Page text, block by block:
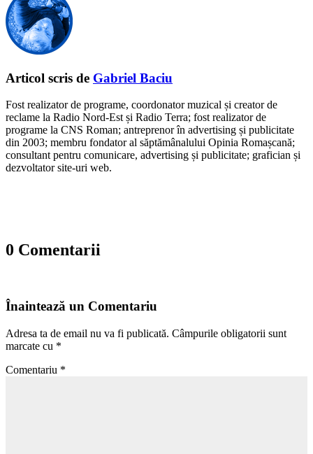
Articol scris de Gabriel Baciu
Fost realizator de programe, coordonator muzical și creator de
reclame la Radio Nord-Est și Radio Terra; fost realizator de
programe la CNS Roman; antreprenor în advertising și publicitate
din 2003; membru fondator al săptămânalului Opinia Romașcană;
consultant pentru comunicare, advertising și publicitate; grafician și
dezvoltator site-uri web.
0 Comentarii
Înaintează un Comentariu
Adresa ta de email nu va fi publicată. Câmpurile obligatorii sunt
marcate cu *
Comentariu *